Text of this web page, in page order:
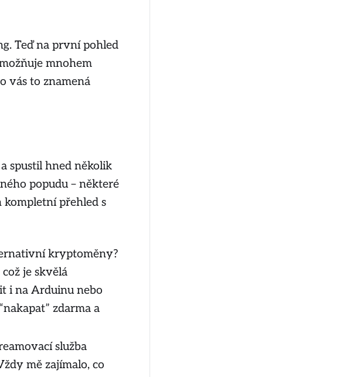
Teď na první pohled
mnohem
vás to znamená
spustil hned několik
popudu – některé
kompletní přehled s
kryptoměny?
což je skvělá
i na Arduinu nebo
zdarma a
služba
mě zajímalo, co